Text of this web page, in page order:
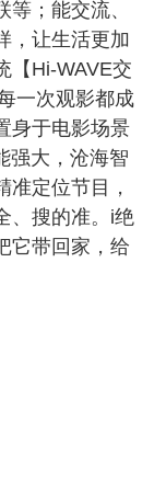
；能交流、
，让生活更加
【Hi-WAVE交
一次观影都成
身于电影场景
强大，沧海智
定位节目，
、搜的准。i绝
它带回家，给